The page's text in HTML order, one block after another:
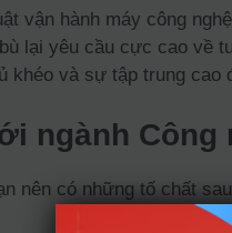
vận hành máy công
lại yêu cầu cực cao
khéo và sự tập trung
ngành Công
nên có những tố chất